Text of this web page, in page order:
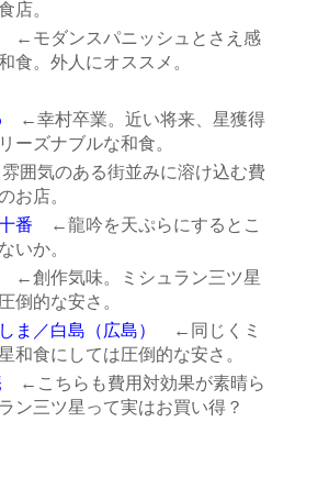
店。
←モダンスパニッシュとさえ感
食。外人にオススメ。
←幸村卒業。近い将来、星獲得
ーズナブルな和食。
気のある街並みに溶け込む費
お店。
番 ←龍吟を天ぷらにするとこ
いか。
←創作気味。ミシュラン三ツ星
倒的な安さ。
ま／白島（広島）
←同じくミ
和食にしては圧倒的な安さ。
←こちらも費用対効果が素晴ら
ン三ツ星って実はお買い得？